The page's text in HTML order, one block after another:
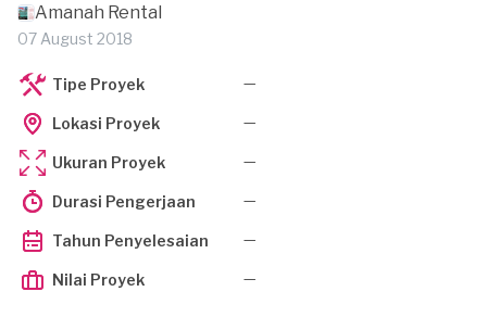
Amanah Rental
07 August 2018
Tipe Proyek —
Lokasi Proyek —
Ukuran Proyek —
Durasi Pengerjaan —
Tahun Penyelesaian —
Nilai Proyek —